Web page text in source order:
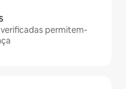
verificadas permitem-